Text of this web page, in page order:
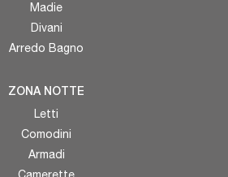
Madie
Divani
Arredo Bagno
ZONA NOTTE
Letti
Comodini
Armadi